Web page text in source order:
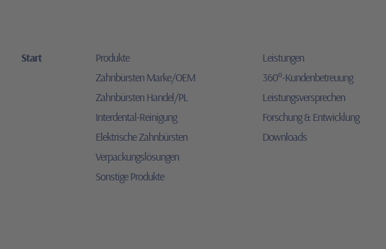
Start
Produkte
Zahnbürsten Marke/OEM
Zahnbürsten Handel/PL
Interdental-Reinigung
Elektrische Zahnbürsten
Verpackungslösungen
Sonstige Produkte
Leistungen
360°-Kundenbetreuung
Leistungsversprechen
Forschung & Entwicklung
Downloads